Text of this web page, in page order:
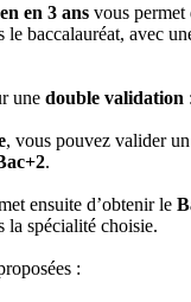
en 3 ans vous permet
le baccalauréat, avec
une double validation :
, vous pouvez valider un
.
ensuite d’obtenir le
la spécialité choisie.
: